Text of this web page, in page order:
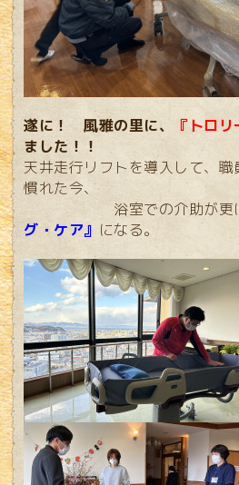
遂に！ 風雅の里に、 『トロリ
ました！！
天井走行リフトを導入して、
慣れた今、
浴室での介助が更
グ・ケア』 になる。